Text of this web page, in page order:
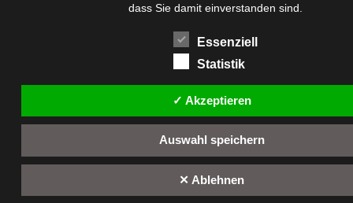
dass Sie damit einverstanden sind.
Essenziell
Statistik
✓ Akzeptieren
Auswahl speichern
✕ Ablehnen